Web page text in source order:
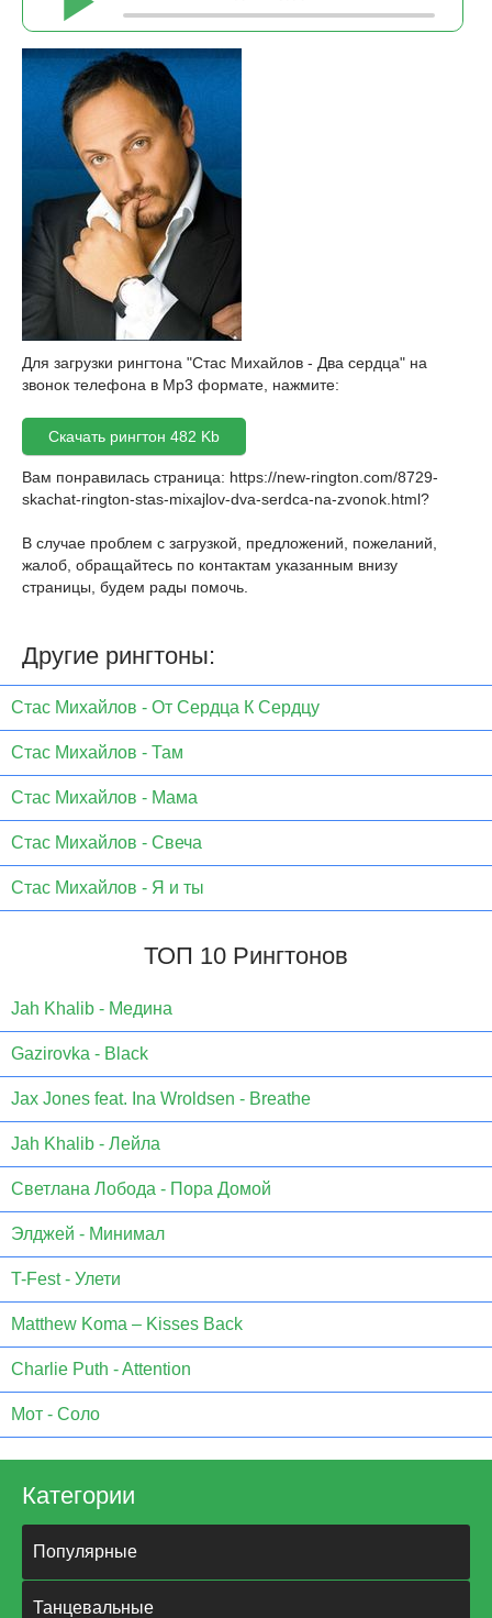
Для загрузки рингтона "Стас Михайлов - Два сердца" на
звонок телефона в Mp3 формате, нажмите:
Скачать рингтон 482 Kb
Вам понравилась страница: https://new-rington.com/8729-
skachat-rington-stas-mixajlov-dva-serdca-na-zvonok.html?
В случае проблем с загрузкой, предложений, пожеланий,
жалоб, обращайтесь по контактам указанным внизу
страницы, будем рады помочь.
Другие рингтоны:
Стас Михайлов - От Сердца К Сердцу
Стас Михайлов - Там
Стас Михайлов - Мама
Стас Михайлов - Свеча
Стас Михайлов - Я и ты
ТОП 10 Рингтонов
Jаh Khаlib - Медина
Gazirovka - Black
Jax Jones feat. Ina Wroldsen - Breathe
Jah Khalib - Лейла
Светлана Лобода - Пора Домой
Элджей - Минимал
T-Fest - Улети
Matthew Koma – Kisses Back
Charlie Puth - Attention
Мот - Соло
Категории
Популярные
Танцевальные